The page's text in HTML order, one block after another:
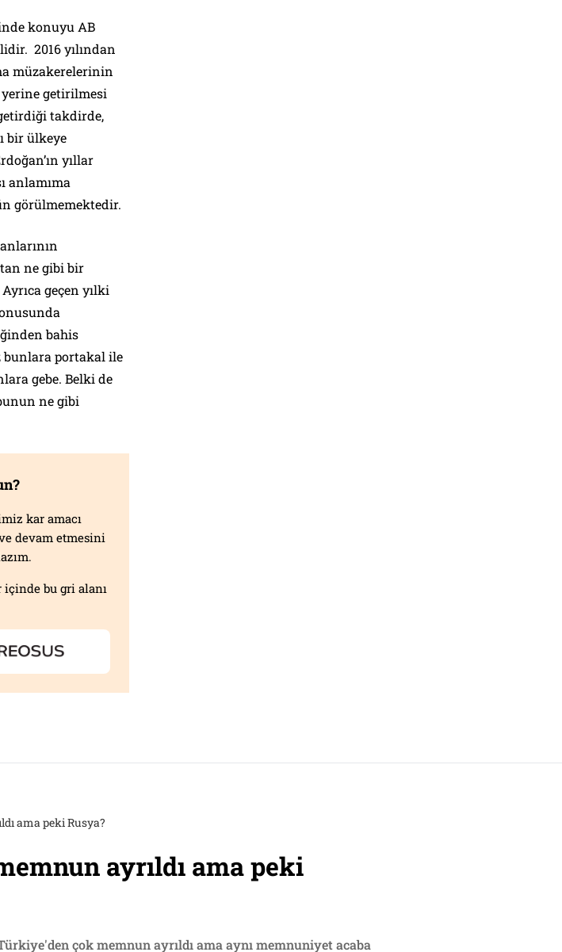
konuyu AB
2016 yılından
müzakerelerinin
yerine getirilmesi
takdirde,
bir ülkeye
yıllar
anlamıma
görülmemektedir.
ne gibi bir
geçen yılki
bahis
bunlara portakal ile
gebe. Belki de
ne gibi
kar amacı
devam etmesini
bu gri alanı
ama peki Rusya?
ayrıldı ama peki
çok memnun ayrıldı ama aynı memnuniyet acaba